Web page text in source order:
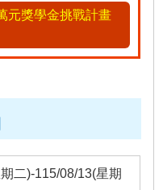
元獎學金挑戰計畫
二)-115/08/13(星期